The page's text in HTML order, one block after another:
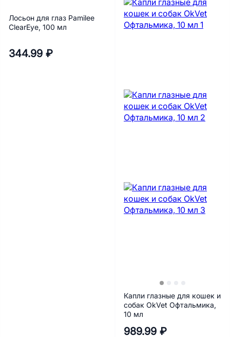
Лосьон для глаз Pamilee
ClearEye, 100 мл
344.99 ₽
Капли глазные для кошек и
собак OkVet Офтальмика,
10 мл
989.99 ₽